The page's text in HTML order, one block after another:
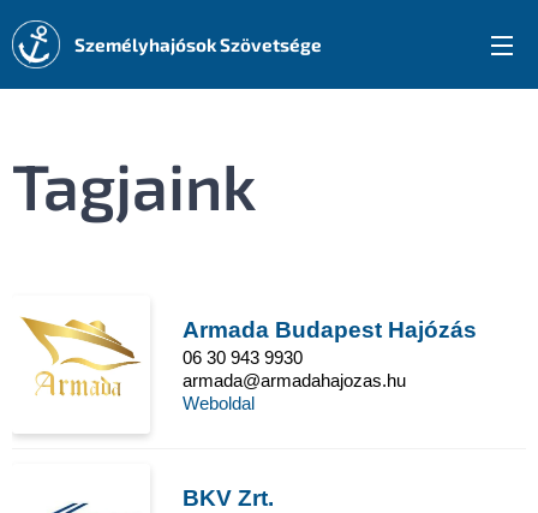
Személyhajósok Szövetsége
Tagjaink
Armada Budapest Hajózás
06 30 943 9930
armada@armadahajozas.hu
Weboldal
BKV Zrt.